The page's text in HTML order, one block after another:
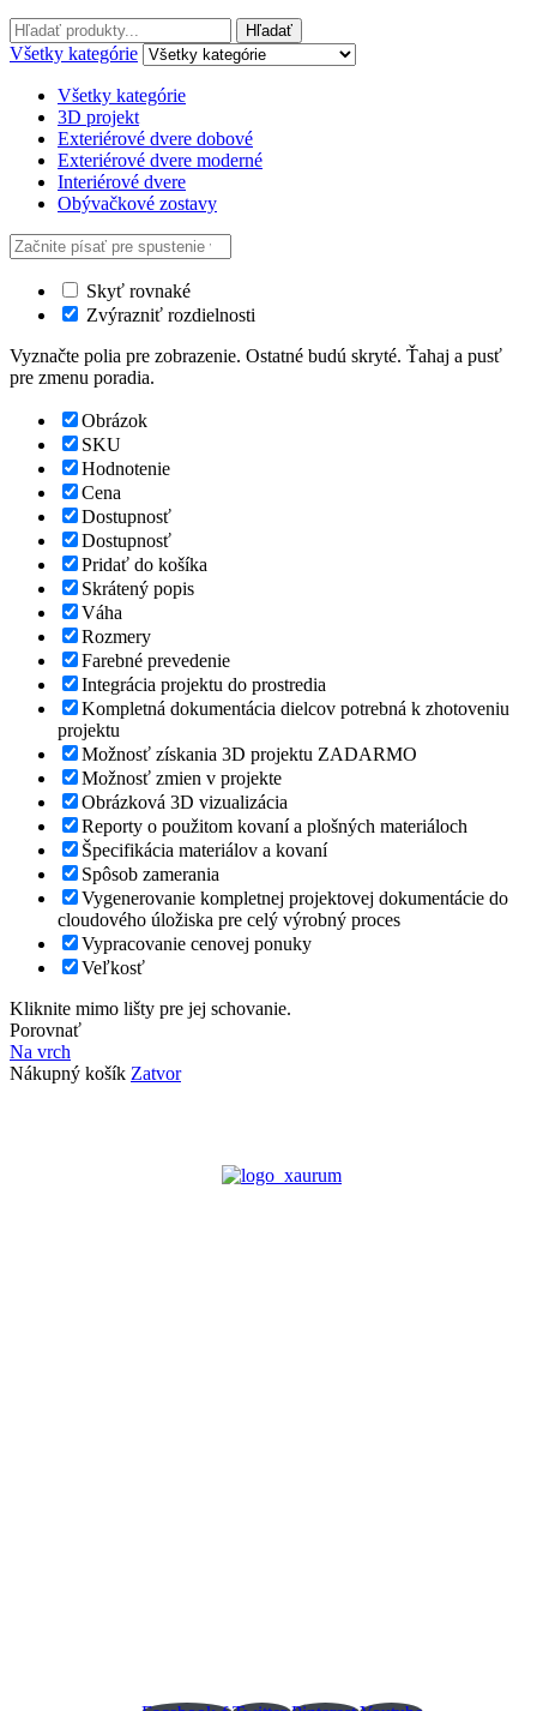
Hľadať:
Hľadať
Všetky kategórie
Všetky kategórie
3D projekt
Exteriérové dvere dobové
Exteriérové dvere moderné
Interiérové dvere
Obývačkové zostavy
Skyť rovnaké
Zvýrazniť rozdielnosti
Vyznačte polia pre zobrazenie. Ostatné budú skryté. Ťahaj a pusť
pre zmenu poradia.
Obrázok
SKU
Hodnotenie
Cena
Dostupnosť
Dostupnosť
Pridať do košíka
Skrátený popis
Váha
Rozmery
Farebné prevedenie
Integrácia projektu do prostredia
Kompletná dokumentácia dielcov potrebná k zhotoveniu
projektu
Možnosť získania 3D projektu ZADARMO
Možnosť zmien v projekte
Obrázková 3D vizualizácia
Reporty o použitom kovaní a plošných materiáloch
Špecifikácia materiálov a kovaní
Spôsob zamerania
Vygenerovanie kompletnej projektovej dokumentácie do
cloudového úložiska pre celý výrobný proces
Vypracovanie cenovej ponuky
Veľkosť
Kliknite mimo lišty pre jej schovanie.
Porovnať
Na vrch
Nákupný košík Zatvor